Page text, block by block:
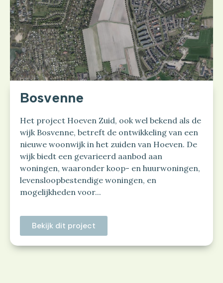
Bosvenne
Het project Hoeven Zuid, ook wel bekend als de
wijk Bosvenne, betreft de ontwikkeling van een
nieuwe woonwijk in het zuiden van Hoeven. De
wijk biedt een gevarieerd aanbod aan
woningen, waaronder koop- en huurwoningen,
levensloopbestendige woningen, en
mogelijkheden voor...
Bekijk dit project